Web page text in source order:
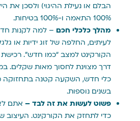
הבלם או נעילת ההיגוי) ולסכן את
100% התאמה ו-100% בטיחות.
מהלך כלכלי חכם – למה לקנות
לעיתים, החלפה של זוג ידיות או
הקורקינט למצב “כמו חדש”.
דרך מצוינת לחסוך מאות שקלים.
כלי חדש, השקעה קטנה בתחזוקה
בשנים נוספות.
פשוט לעשות את זה לבד – אתם
כדי לתחזק את הקורקינט. העיצוב